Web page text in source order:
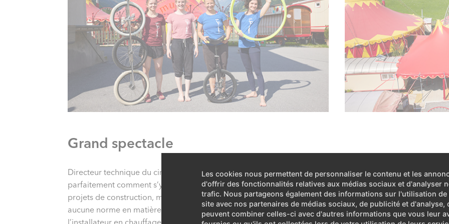
Les cookies nous permettent de personnaliser le contenu et les
d'offrir des fonctionnalités relatives aux médias sociaux et d'analyser
trafic. Nous partageons également des informations sur l'utilisation de
site avec nos partenaires de médias sociaux, de publicité et d'analyse,
peuvent combiner celles-ci avec d'autres informations que vous leur
Grand spectacle
Directeur technique du cirque Mugg, Ischa Muggli s’est chargé des travaux de transformation du
parfaitement comment s’y prendre tant en termes de construction que de solutions créatives : « Nous
projets de construction, mais nous profitons d’une plus large marge de manœuvre que la plupart des
aucune norme en matière de chauffage des roulottes de cirque. » Ischa Muggli a discuté de la
l’installateur en chauffage, puis s’est attelé avec vigueur à la tâche, comme il est d’usage au cirque.